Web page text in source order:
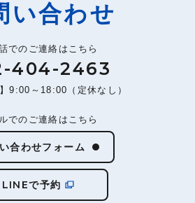
い合わせ
でのご連絡はこちら
404-2463
】9:00～18:00（定休なし）
でのご連絡はこちら
合わせフォーム
LINEで予約